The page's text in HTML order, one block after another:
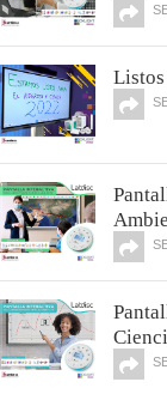
Listos